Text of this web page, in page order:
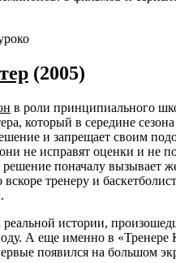
(2005)
в роли принципиального
который в середине
и запрещает своим
не исправят оценки и не
поначалу вызывает
тренеру и
истории,
А еще именно в «Тренере
появился на большом